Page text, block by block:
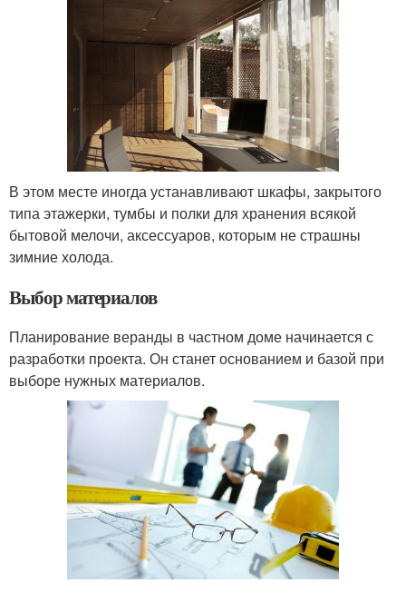
В этом месте иногда устанавливают шкафы, закрытого
типа этажерки, тумбы и полки для хранения всякой
бытовой мелочи, аксессуаров, которым не страшны
зимние холода.
Выбор материалов
Планирование веранды в частном доме начинается с
разработки проекта. Он станет основанием и базой при
выборе нужных материалов.